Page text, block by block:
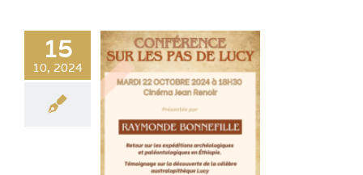
15
10, 2024